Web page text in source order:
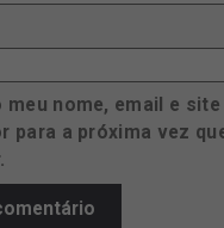
meu nome, email e
para a próxima vez